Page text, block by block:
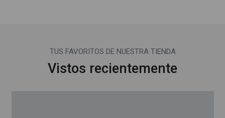
TUS FAVORITOS DE NUESTRA TIENDA
Vistos recientemente